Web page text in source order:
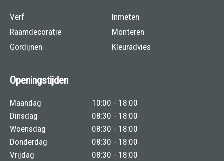
Verf
Raamdecoratie
Gordijnen
Inmeten
Monteren
Kleuradvies
Openingstijden
Maandag
10:00 - 18:00
Dinsdag
08:30 - 18:00
Woensdag
08:30 - 18:00
Donderdag
08:30 - 18:00
Vrijdag
08:30 - 18:00